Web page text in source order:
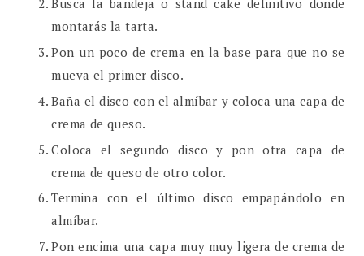
Busca la bandeja o stand cake definitivo donde
montarás la tarta.
Pon un poco de crema en la base para que no se
mueva el primer disco.
Baña el disco con el almíbar y coloca una capa de
crema de queso.
Coloca el segundo disco y pon otra capa de
crema de queso de otro color.
Termina con el último disco empapándolo en
almíbar.
Pon encima una capa muy muy ligera de crema de